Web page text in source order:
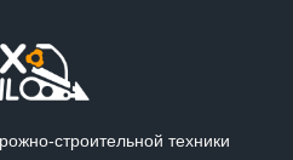
строительной техники